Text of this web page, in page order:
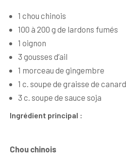
1 chou chinois
100 à 200 g de lardons fumés
1 oignon
3 gousses d’ail
1 morceau de gingembre
1 c. soupe de graisse de canard
3 c. soupe de sauce soja
Ingrédient principal :
Chou chinois